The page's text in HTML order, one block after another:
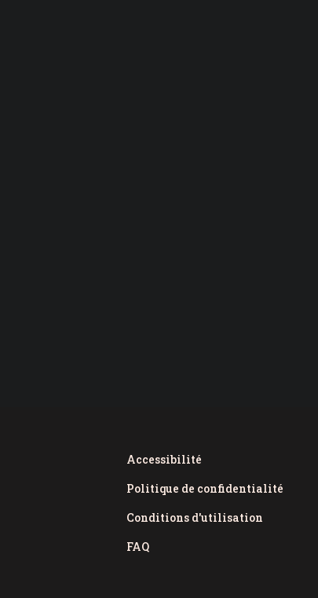
Accessibilité
Politique de confidentialité
Conditions d'utilisation
FAQ